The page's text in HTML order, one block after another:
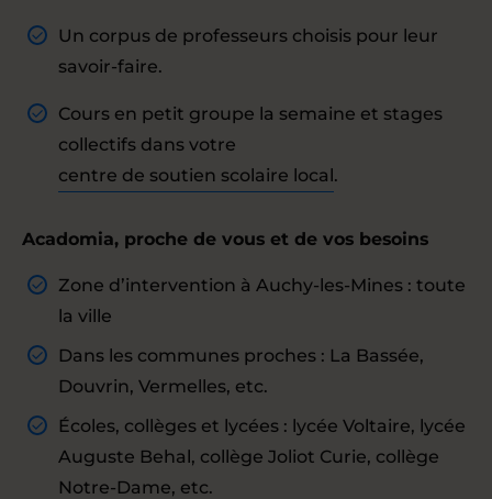
Un corpus de professeurs choisis pour leur
savoir-faire.
Cours en petit groupe la semaine et stages
collectifs dans votre
centre de soutien scolaire local.
Acadomia, proche de vous et de vos besoins
Zone d’intervention à Auchy-les-Mines : toute
la ville
Dans les communes proches : La Bassée,
Douvrin, Vermelles, etc.
Écoles, collèges et lycées : lycée Voltaire, lycée
Auguste Behal, collège Joliot Curie, collège
Notre-Dame, etc.